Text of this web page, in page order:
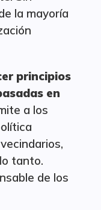
la mayoría
principios
en
a los
tanto.
de los